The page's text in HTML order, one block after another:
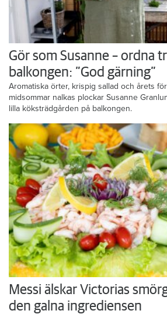
Gör som Susanne – ordna
balkongen: ”God gärning”
Aromatiska örter, krispig sallad och årets
midsommar nalkas plockar Susanne
lilla köksträdgården på balkongen.
Messi älskar Victorias
den galna ingrediensen